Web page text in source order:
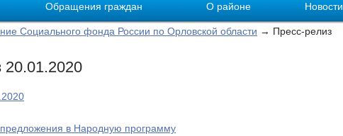
Обращения граждан О районе Новости
Социального фонда России по Орловской области → Пресс-релиз
20.01.2020
в Народную программу